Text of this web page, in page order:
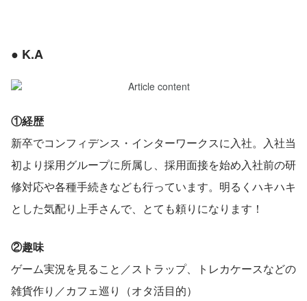
● K.A
①経歴
新卒でコンフィデンス・インターワークスに入社。入社当
初より採用グループに所属し、採用面接を始め入社前の研
修対応や各種手続きなども行っています。明るくハキハキ
とした気配り上手さんで、とても頼りになります！
②趣味
ゲーム実況を見ること／ストラップ、トレカケースなどの
雑貨作り／カフェ巡り（オタ活目的）